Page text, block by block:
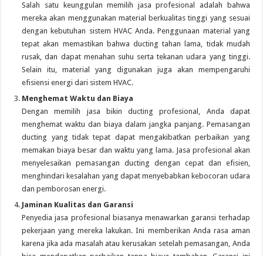
Salah satu keunggulan memilih jasa profesional adalah bahwa
mereka akan menggunakan material berkualitas tinggi yang sesuai
dengan kebutuhan sistem HVAC Anda. Penggunaan material yang
tepat akan memastikan bahwa ducting tahan lama, tidak mudah
rusak, dan dapat menahan suhu serta tekanan udara yang tinggi.
Selain itu, material yang digunakan juga akan mempengaruhi
efisiensi energi dari sistem HVAC.
Menghemat Waktu dan Biaya
Dengan memilih jasa bikin ducting profesional, Anda dapat
menghemat waktu dan biaya dalam jangka panjang. Pemasangan
ducting yang tidak tepat dapat mengakibatkan perbaikan yang
memakan biaya besar dan waktu yang lama. Jasa profesional akan
menyelesaikan pemasangan ducting dengan cepat dan efisien,
menghindari kesalahan yang dapat menyebabkan kebocoran udara
dan pemborosan energi.
Jaminan Kualitas dan Garansi
Penyedia jasa profesional biasanya menawarkan garansi terhadap
pekerjaan yang mereka lakukan. Ini memberikan Anda rasa aman
karena jika ada masalah atau kerusakan setelah pemasangan, Anda